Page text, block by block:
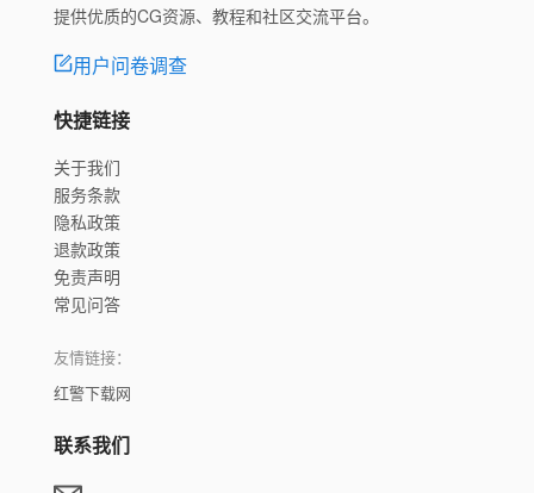
提供优质的CG资源、教程和社区交流平台。
用户问卷调查
快捷链接
关于我们
服务条款
隐私政策
退款政策
免责声明
常见问答
友情链接：
红警下载网
联系我们